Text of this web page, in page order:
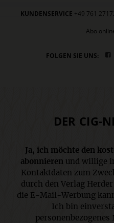
KUNDENSERVICE +49 761
Abo
FOLGEN SIE UNS:
DER CIG-
Ja, ich möchte den
abonnierenund willige
Kontaktdaten zum
durch den Verlag
die E-Mail-Werbung
Ich bin